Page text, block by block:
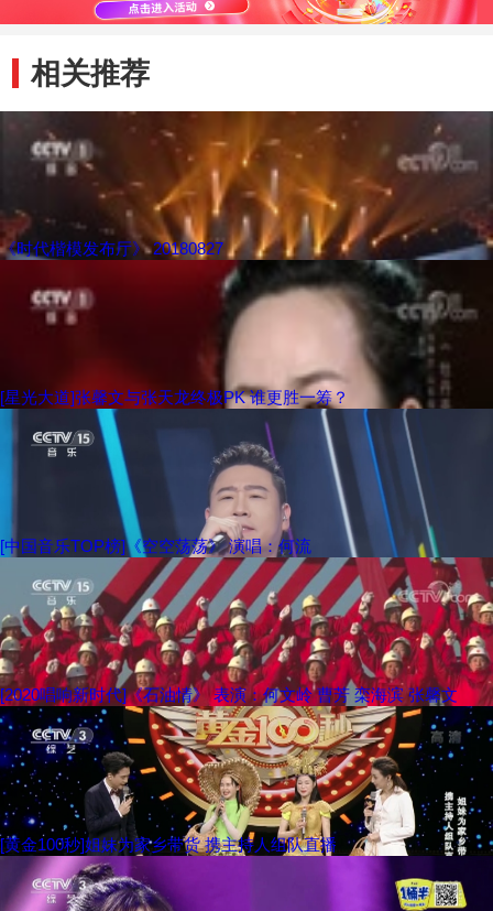
相关推荐
《时代楷模发布厅》 20180827
[星光大道]张馨文与张天龙终极PK 谁更胜一筹？
[中国音乐TOP榜]《空空荡荡》 演唱：何流
[2020唱响新时代]《石油情》 表演：何文岭 曹芳 栾海滨 张馨文
[黄金100秒]姐妹为家乡带货 携主持人组队直播